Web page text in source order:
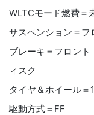
WLTCモード燃費＝
サスペンション＝
ブレーキ＝フロン
ィスク
タイヤ＆ホイール＝
駆動方式＝FF